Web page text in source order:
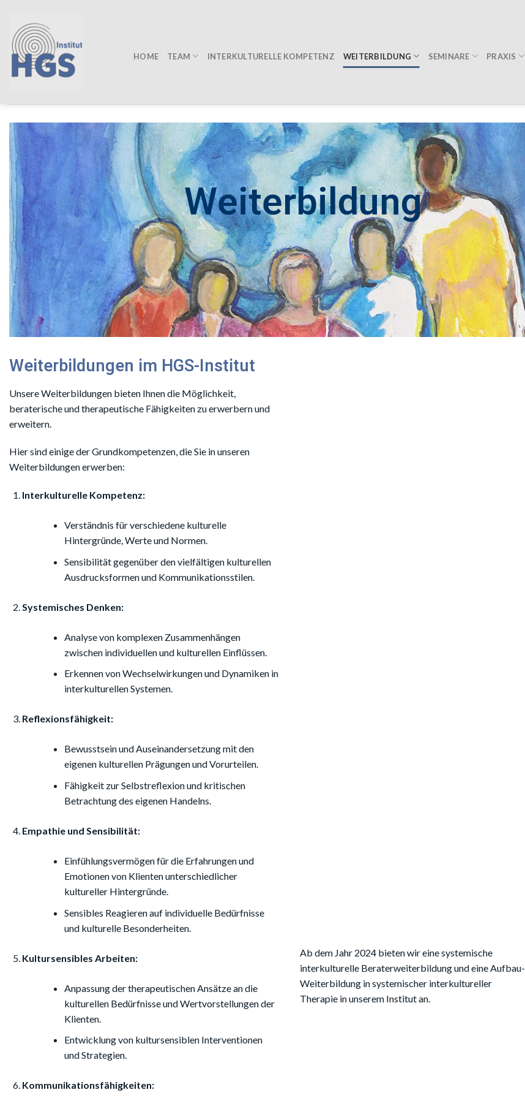
springen
HOME TEAM INTERKULTURELLE KOMPETENZ WEITERBILDUNG SEMINARE PRAXIS
Weiterbildung
Weiterbildungen im HGS-Institut
Ab dem Jahr 2024 bieten wir eine systemische
interkulturelle Beraterweiterbildung und eine Aufbau-
Weiterbildung in systemischer interkultureller
Therapie in unserem Institut an.
Unsere Weiterbildungen bieten Ihnen die Möglichkeit,
beraterische und therapeutische Fähigkeiten zu erwerbern und
erweitern.
Hier sind einige der Grundkompetenzen, die Sie in unseren
Weiterbildungen erwerben:
Interkulturelle Kompetenz:
Verständnis für verschiedene kulturelle
Hintergründe, Werte und Normen.
Sensibilität gegenüber den vielfältigen kulturellen
Ausdrucksformen und Kommunikationsstilen.
Systemisches Denken:
Analyse von komplexen Zusammenhängen
zwischen individuellen und kulturellen Einflüssen.
Erkennen von Wechselwirkungen und Dynamiken in
interkulturellen Systemen.
Reflexionsfähigkeit:
Bewusstsein und Auseinandersetzung mit den
eigenen kulturellen Prägungen und Vorurteilen.
Fähigkeit zur Selbstreflexion und kritischen
Betrachtung des eigenen Handelns.
Empathie und Sensibilität:
Einfühlungsvermögen für die Erfahrungen und
Emotionen von Klienten unterschiedlicher
kultureller Hintergründe.
Sensibles Reagieren auf individuelle Bedürfnisse
und kulturelle Besonderheiten.
Kultursensibles Arbeiten:
Anpassung der therapeutischen Ansätze an die
kulturellen Bedürfnisse und Wertvorstellungen der
Klienten.
Entwicklung von kultursensiblen Interventionen
und Strategien.
Kommunikationsfähigkeiten: